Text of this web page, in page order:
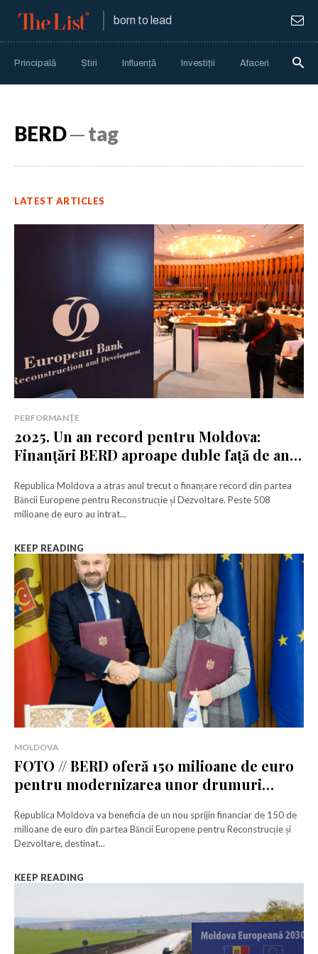
born to lead
Principală Știri Influență Investiții Afaceri
BERD─ tag
LATEST ARTICLES
PERFORMANȚE
2025. Un an record pentru Moldova:
Finanțări BERD aproape duble față de anul
Republica Moldova a atras anul trecut o finanțare record din partea
Băncii Europene pentru Reconstrucție și Dezvoltare. Peste 508
milioane de euro au intrat...
KEEP READING
MOLDOVA
FOTO // BERD oferă 150 milioane de euro
pentru modernizarea unor drumuri
Republica Moldova va beneficia de un nou sprijin financiar de 150 de
milioane de euro din partea Băncii Europene pentru Reconstrucție și
Dezvoltare, destinat...
KEEP READING